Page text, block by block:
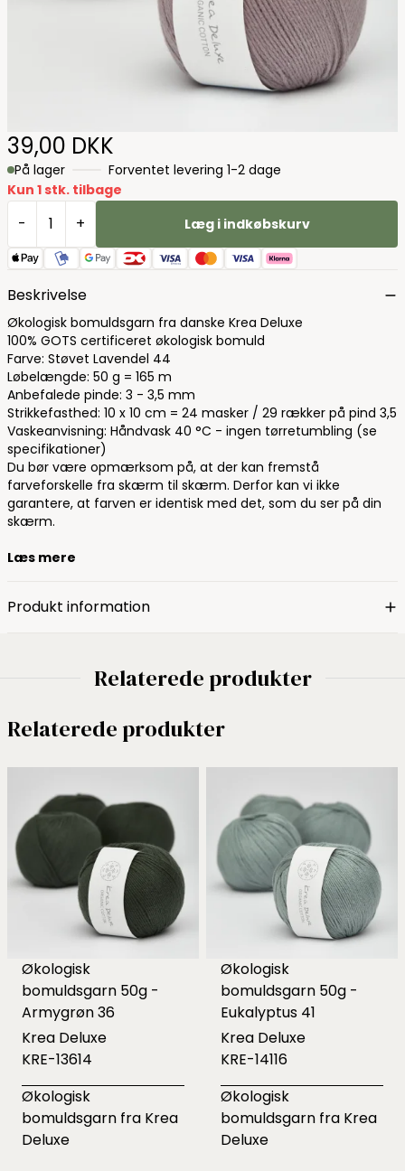
39,00 DKK
På lager
Forventet levering 1-2 dage
Kun 1 stk. tilbage
- + Læg i indkøbskurv
Beskrivelse
Økologisk bomuldsgarn fra danske Krea Deluxe
100% GOTS certificeret økologisk bomuld
Farve: Støvet Lavendel 44
Løbelængde: 50 g = 165 m
Anbefalede pinde: 3 - 3,5 mm
Strikkefasthed: 10 x 10 cm = 24 masker / 29 rækker på pind 3,5
Vaskeanvisning: Håndvask 40 °C - ingen tørretumbling (se
specifikationer)
Du bør være opmærksom på, at der kan fremstå
farveforskelle fra skærm til skærm. Derfor kan vi ikke
garantere, at farven er identisk med det, som du ser på din
skærm.
Læs mere
Produkt information
Relaterede produkter
Relaterede produkter
Økologisk
bomuldsgarn 50g -
Armygrøn 36
Krea Deluxe
KRE-13614
Økologisk
bomuldsgarn fra Krea
Deluxe
Økologisk
bomuldsgarn 50g -
Eukalyptus 41
Krea Deluxe
KRE-14116
Økologisk
bomuldsgarn fra Krea
Deluxe